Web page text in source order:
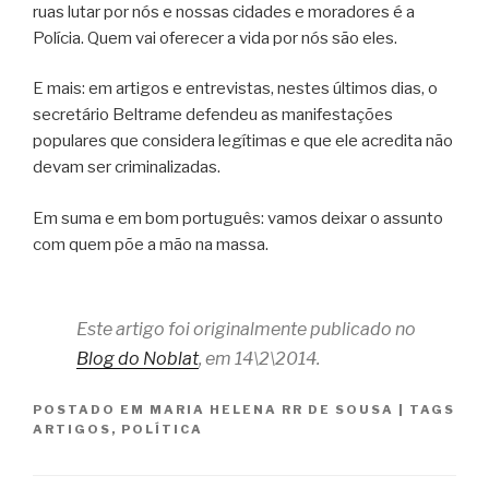
ruas lutar por nós e nossas cidades e moradores é a
Polícia. Quem vai oferecer a vida por nós são eles.
E mais: em artigos e entrevistas, nestes últimos dias, o
secretário Beltrame defendeu as manifestações
populares que considera legítimas e que ele acredita não
devam ser criminalizadas.
Em suma e em bom português: vamos deixar o assunto
com quem põe a mão na massa.
Este artigo foi originalmente publicado no
Blog do Noblat, em 14\2\2014.
POSTADO EM MARIA HELENA RR DE SOUSA
TAGS
ARTIGOS , POLÍTICA